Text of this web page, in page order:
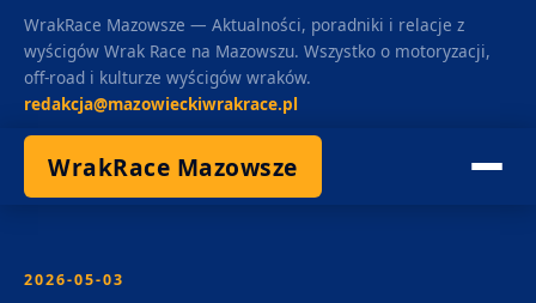
WrakRace Mazowsze — Aktualności, poradniki i relacje z
wyścigów Wrak Race na Mazowszu. Wszystko o motoryzacji,
off-road i kulturze wyścigów wraków.
redakcja@mazowieckiwrakrace.pl
WrakRace Mazowsze
2026-05-03